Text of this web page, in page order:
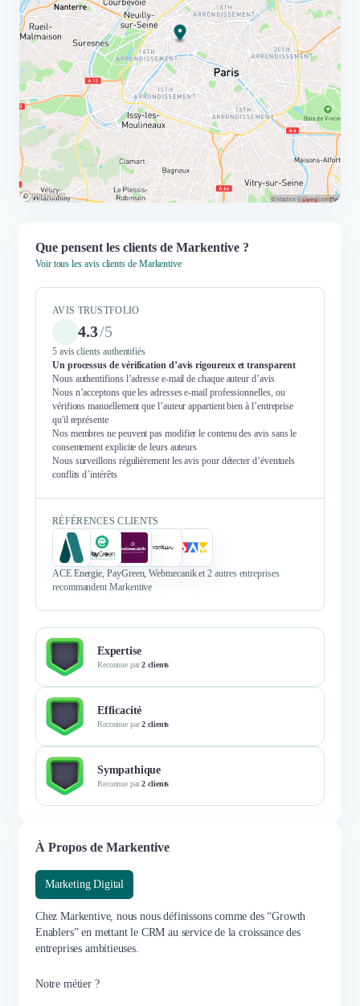
Que pensent les clients de Markentive ?
Voir tous les avis clients de Markentive
AVIS TRUSTFOLIO
4.3/5
5 avis clients authentifiés
Un processus de vérification d’avis rigoureux et transparent
Nous authentifions l’adresse e-mail de chaque auteur d’avis
Nous n’acceptons que les adresses e-mail professionnelles, ou
vérifions manuellement que l’auteur appartient bien à l’entreprise
qu'il représente
Nos membres ne peuvent pas modifier le contenu des avis sans le
consentement explicite de leurs auteurs
Nous surveillons régulièrement les avis pour détecter d’éventuels
conflits d’intérêts
RÉFÉRENCES CLIENTS
ACE Energie, PayGreen, Webmecanik et 2 autres entreprises
recommandent Markentive
Expertise
Reconnue par2 clients
Efficacité
Reconnue par2 clients
Sympathique
Reconnue par2 clients
À Propos de Markentive
Marketing Digital
Chez Markentive, nous nous définissons comme des “Growth
Enablers” en mettant le CRM au service de la croissance des
entreprises ambitieuses.
Notre métier ?